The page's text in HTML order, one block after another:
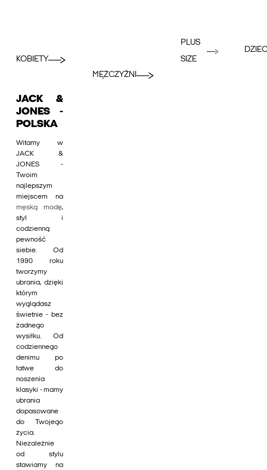
KOBIETY
MĘŻCZYŹNI
PLUS
SIZE
JACK &
JONES -
POLSKA
Witamy w
JACK &
JONES -
Twoim
najlepszym
miejscem na
męską modę,
styl i
codzienną
pewność
siebie. Od
1990 roku
tworzymy
ubrania, dzięki
którym
wyglądasz
świetnie - bez
żadnego
wysiłku. Od
codziennego
denimu po
łatwe do
noszenia
klasyki - mamy
ubrania
dopasowane
do Twojego
życia.
Niezależnie
od stylu
stawiamy na